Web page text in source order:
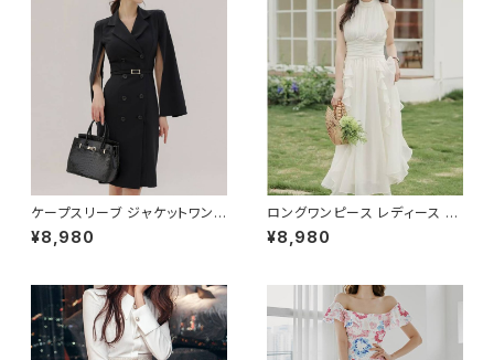
ビジネススーツ ロング パンツス
ーツ ロングパンツ ペプラム ノー
カラースーツ ペプラムジャケット
レディーススーツ 大きいサイズ
オフィス OL オフィスカジュアル
ビジネス 結婚式 パーティー お
呼ばれ ブラック ネイビー グレ
ー S M L XL 2XL 3XL 4XL 5
XL 10代 20代 30代 40代 C-
WAW1079
ワンピドレス OL エレガント フ
ォーマル ブラック ボルドー ホワ
イト 大きいサイズ きれいめ ドレ
スワンピース お呼ばれ 韓国 フ
ァッション オフィスカジュアル 韓
国風 キャバドレス ナイトドレス
ナイトワンピ カジュアル 10代 2
0代 30代 40代 C-OSS0127
ケープスリーブ ジャケットワンピ
ース ベルト付き ワンピース レデ
ィース 長袖 襟付き タイト スー
ート 二次会 結婚式 春 夏 秋 冬
お呼ばれ ブラック ベージュ お
しゃれ 高見え 20代 30代 40代
フォーマル 体型カバー 人気 トレ
¥8,980
ロングワンピース レディース シ
フォン フリル ハイネック ノース
リーブ フレア Aライン エレガン
秋 冬 お呼ばれ デート 食事会
フォーマル リゾート パーティー
人気 大人可愛い ホワイト C-O
¥8,980